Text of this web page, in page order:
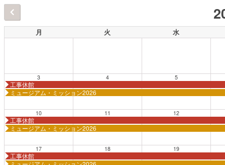
月 火 水
3
工事休館
ミュージアム・ミッション2026
4 5
10
工事休館
ミュージアム・ミッション2026
11 12
17
工事休館
18 19